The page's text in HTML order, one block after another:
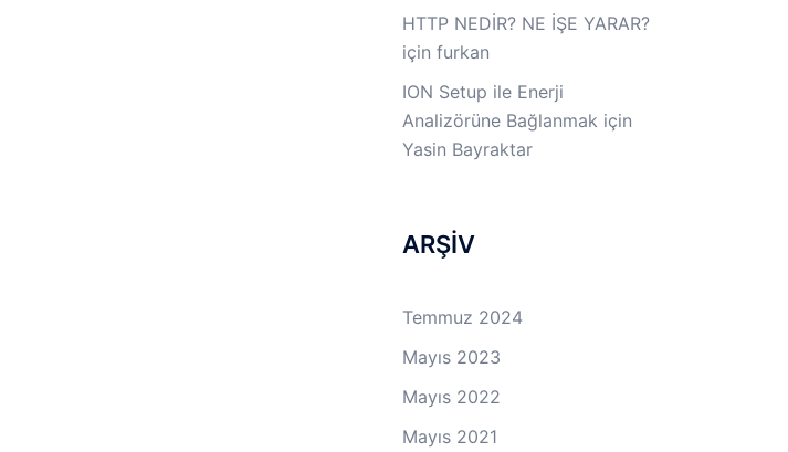
HTTP NEDİR? NE İŞE YARAR?
için furkan
ION Setup ile Enerji
Analizörüne Bağlanmak için
Yasin Bayraktar
ARŞİV
Temmuz 2024
Mayıs 2023
Mayıs 2022
Mayıs 2021